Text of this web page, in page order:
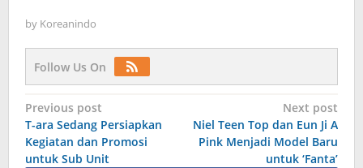
by Koreanindo
Follow Us On
Post
navigation
Previous post
T-ara Sedang Persiapkan
Kegiatan dan Promosi
untuk Sub Unit
Next post
Niel Teen Top dan Eun Ji A
Pink Menjadi Model Baru
untuk ‘Fanta’